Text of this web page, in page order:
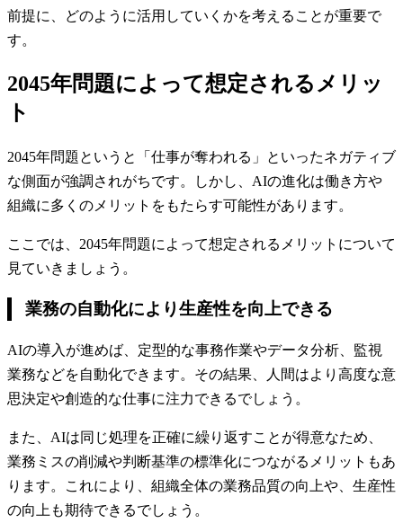
前提に、どのように活用していくかを考えることが重要で
す。
2045年問題によって想定されるメリッ
ト
2045年問題というと「仕事が奪われる」といったネガティブ
な側面が強調されがちです。しかし、AIの進化は働き方や
組織に多くのメリットをもたらす可能性があります。
ここでは、2045年問題によって想定されるメリットについて
見ていきましょう。
業務の自動化により生産性を向上できる
AIの導入が進めば、定型的な事務作業やデータ分析、監視
業務などを自動化できます。その結果、人間はより高度な意
思決定や創造的な仕事に注力できるでしょう。
また、AIは同じ処理を正確に繰り返すことが得意なため、
業務ミスの削減や判断基準の標準化につながるメリットもあ
ります。これにより、組織全体の業務品質の向上や、生産性
の向上も期待できるでしょう。